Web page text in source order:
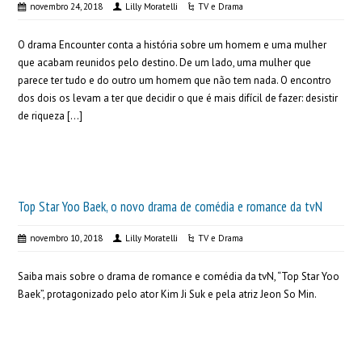
novembro 24, 2018 Lilly Moratelli TV e Drama
O drama Encounter conta a história sobre um homem e uma mulher
que acabam reunidos pelo destino. De um lado, uma mulher que
parece ter tudo e do outro um homem que não tem nada. O encontro
dos dois os levam a ter que decidir o que é mais difícil de fazer: desistir
de riqueza […]
Top Star Yoo Baek, o novo drama de comédia e romance da tvN
novembro 10, 2018 Lilly Moratelli TV e Drama
Saiba mais sobre o drama de romance e comédia da tvN, “Top Star Yoo
Baek”, protagonizado pelo ator Kim Ji Suk e pela atriz Jeon So Min.